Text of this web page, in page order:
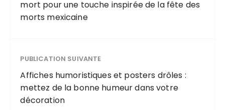
mort pour une touche inspirée de la fête des
morts mexicaine
PUBLICATION SUIVANTE
Affiches humoristiques et posters drôles :
mettez de la bonne humeur dans votre
décoration